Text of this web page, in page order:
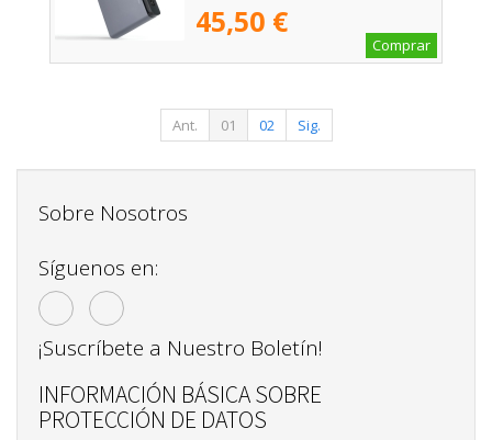
45,50 €
Comprar
Ant. 01 02 Sig.
Sobre Nosotros
Síguenos en:
¡Suscríbete a Nuestro Boletín!
INFORMACIÓN BÁSICA SOBRE
PROTECCIÓN DE DATOS